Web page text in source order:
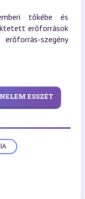
tőkébe és
erőforrások
szegény
ESSZÉT